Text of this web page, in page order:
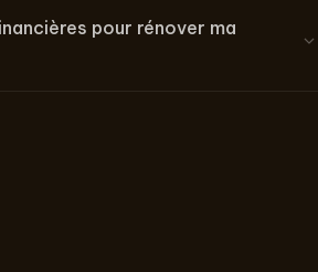
pour rénover ma